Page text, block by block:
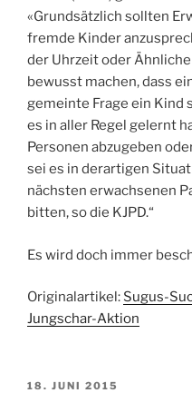
«Grundsätzlich sollten
fremde Kinder
der Uhrzeit oder
bewusst machen, dass
gemeinte Frage ein Kind
es in aller Regel gelernt
Personen abzugeben
sei es in derartigen
nächsten erwachsenen
bitten, so die KJPD.“
Es wird doch immer
Originalartikel: Sugus-
Jungschar-Aktion
VERÖFFENTLICHT
18. JUNI 2015